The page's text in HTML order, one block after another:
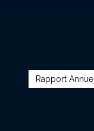
Rapport Annuel